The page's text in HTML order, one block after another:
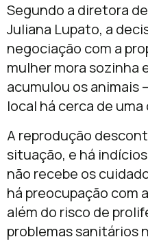
Segundo a diretora
Juliana Lupato, a
negociação com a
mulher mora sozinha
acumulou os animais
local há cerca de uma
A reprodução
situação, e há
não recebe os
há preocupação com
além do risco de
problemas sanitários